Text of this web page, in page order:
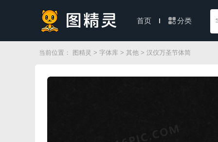
首页 分类
当前位置： 图精灵 > 字体库 > 其他 > 汉仪万圣节体简